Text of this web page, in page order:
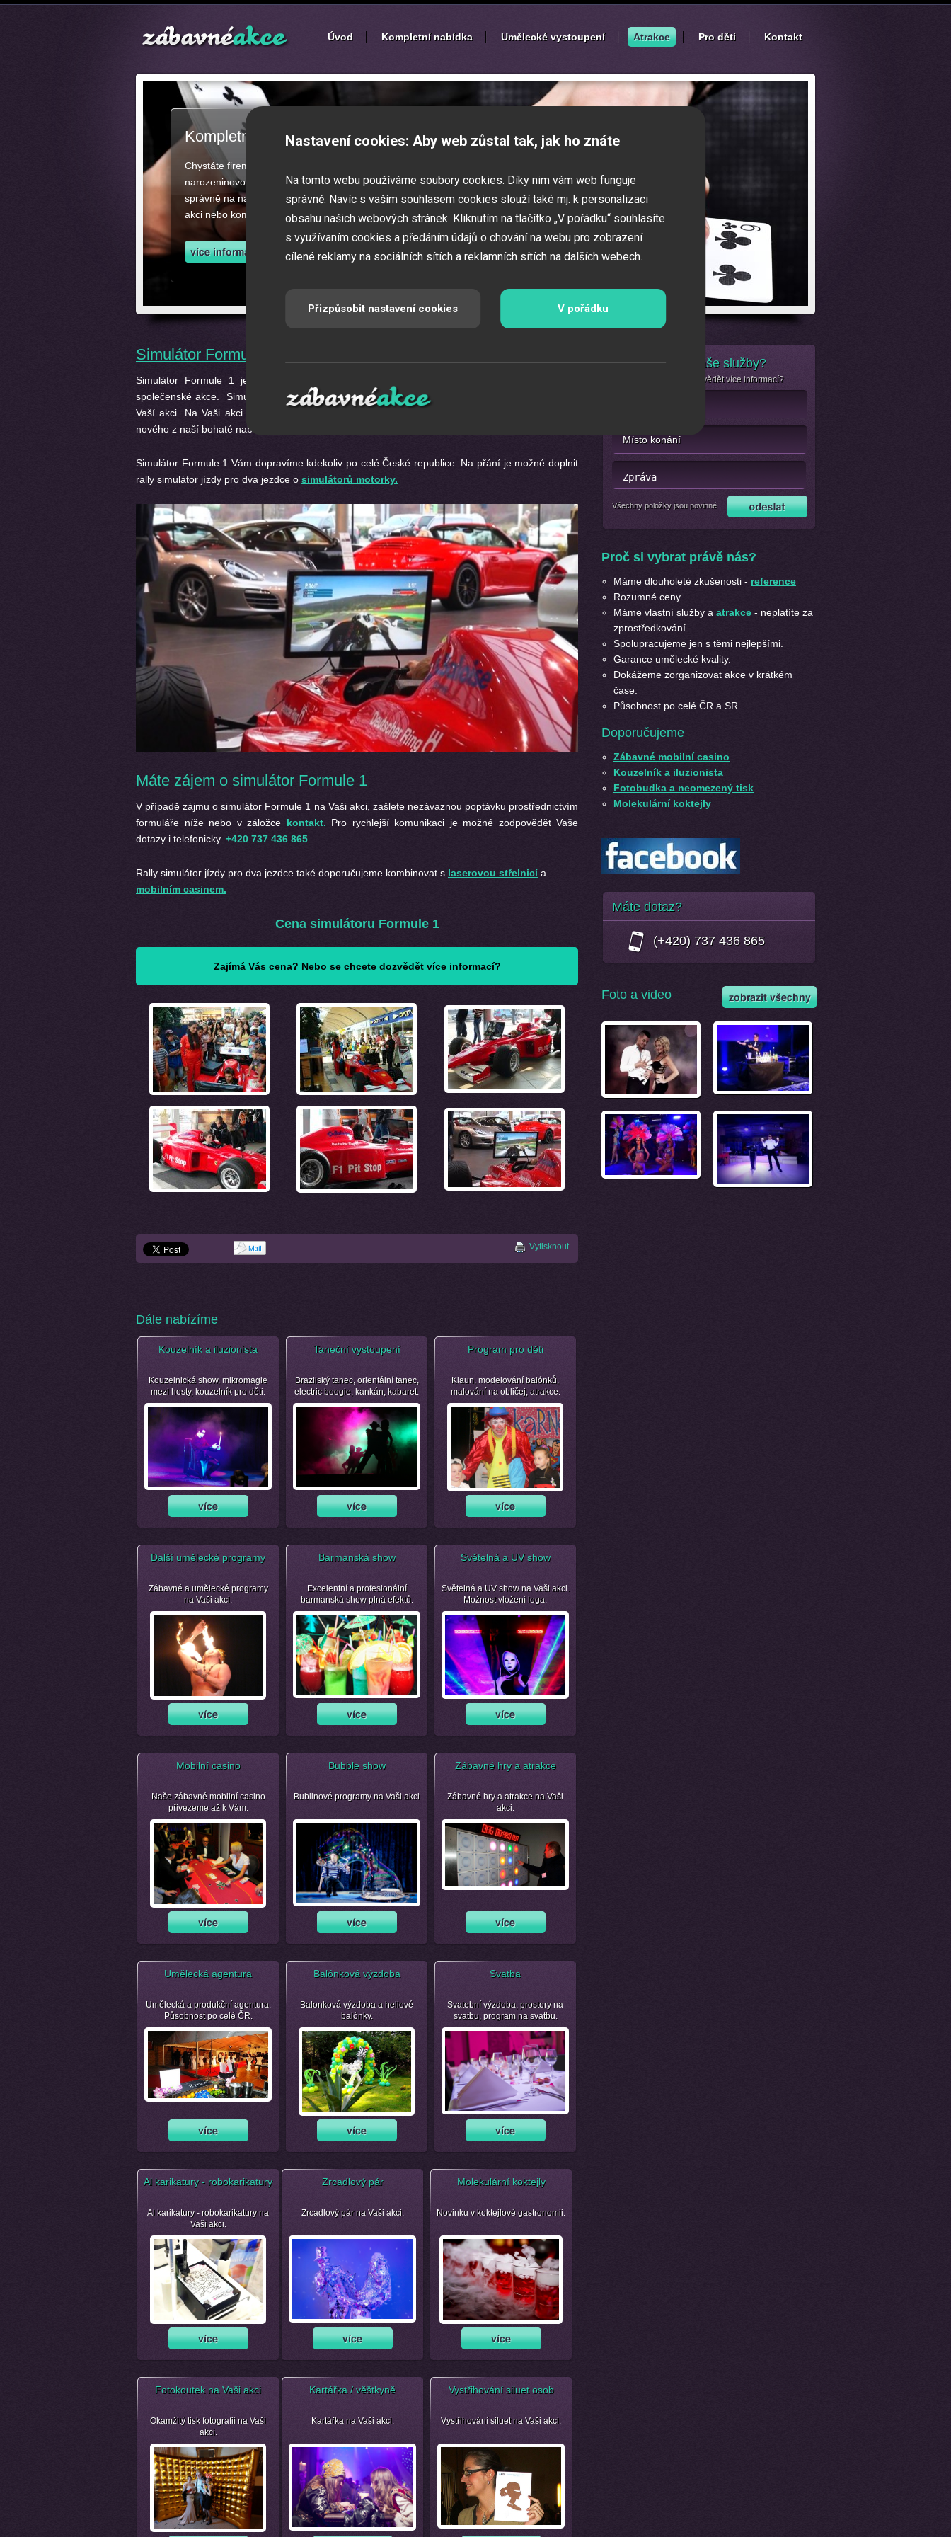
Úvod Kompletní nabídka Umělecké vystoupení Atrakce Pro děti Kontakt
Kompletní zajištěnízábavných akcí
Chystáte firemní akci, večírek nebo ples? Připravujete svatbu,
narozeninovou oslavu či zábavné představení pro děti? Pak jste
správně na našich stránkách. Zajistíme Vám jednotlivé umělce na Vaši
akci nebo kompletní zajištění zábavných a firemních akcí.
Simulátor Formule 1
Simulátor Formule 1 je interaktivní a zábavná atrakce vhodná na firemní večírky, plesy a
společenské akce. Simulátor je vhodný pro všechny věkové kategorie a bude
Vaší akci. Na Vaši akci zajistíme vše potřebné k Vaší maximální spokojenosti. Ochutnejte něco
nového z naší bohaté nabídky jedinečného a neokoukaného programu.
Simulátor Formule 1 Vám dopravíme kdekoliv po celé České republice. Na přání je možné doplnit
rally simulátor jízdy pro dva jezdce o simulátorů motorky.
Máte zájem o simulátor Formule 1
V případě zájmu o simulátor Formule 1 na Vaši akci, zašlete nezávaznou poptávku prostřednictvím
formuláře níže nebo v záložce kontakt. Pro rychlejší komunikaci je možné zodpovědět Vaše
dotazy i telefonicky. +420 737 436 865
Rally simulátor jízdy pro dva jezdce také doporučujeme kombinovat s laserovou střelnicí a
mobilním casinem.
Cena simulátoru Formule 1
Zajímá Vás cena? Nebo se chcete dozvědět více informací?
Vytisknout
Dále nabízíme
Kouzelník a iluzionista
Kouzelnická show, mikromagie
mezi hosty, kouzelník pro děti.
Taneční vystoupení
Brazilský tanec, orientální tanec,
electric boogie, kankán, kabaret.
Program pro děti
Klaun, modelování balónků,
malování na obličej, atrakce.
Další umělecké programy
Zábavné a umělecké programy
na Vaši akci.
Barmanská show
Excelentní a profesionální
barmanská show plná efektů.
Světelná a UV show
Světelná a UV show na Vaši akci.
Možnost vložení loga.
Mobilní casino
Naše zábavné mobilní casino
přivezeme až k Vám.
Bubble show
Bublinové programy na Vaši akci
Zábavné hry a atrakce
Zábavné hry a atrakce na Vaši
akci.
Umělecká agentura
Umělecká a produkční agentura.
Působnost po celé ČR.
Balónková výzdoba
Balonková výzdoba a heliové
balónky.
Svatba
Svatební výzdoba, prostory na
svatbu, program na svatbu.
Al karikatury - robokarikatury
Al karikatury - robokarikatury na
Vaši akci.
Zrcadlový pár
Zrcadlový pár na Vaši akci.
Molekulární koktejly
Novinku v koktejlové gastronomii.
Fotokoutek na Vaši akci
Okamžitý tisk fotografií na Vaši
akci.
Kartářka / věštkyně
Kartářka na Vaši akci.
Vystřihování siluet osob
Vystřihování siluet na Vaši akci.
Máte zájem o naše služby?
Nebo se jen chcete dozvědět více informací?
Všechny položky jsou povinné
Proč si vybrat právě nás?
Máme dlouholeté zkušenosti - reference
Rozumné ceny.
Máme vlastní služby a atrakce - neplatíte za
zprostředkování.
Spolupracujeme jen s těmi nejlepšími.
Garance umělecké kvality.
Dokážeme zorganizovat akce v krátkém
čase.
Působnost po celé ČR a SR.
Doporučujeme
Zábavné mobilní casino
Kouzelník a iluzionista
Fotobudka a neomezený tisk
Molekulární koktejly
Máte dotaz?
(+420) 737 436 865
Foto a video
Nastavení cookies: Aby web zůstal tak, jak ho znáte
Na tomto webu používáme soubory cookies. Díky nim vám web funguje
správně. Navíc s vaším souhlasem cookies slouží také mj. k personalizaci
obsahu našich webových stránek. Kliknutím na tlačítko „V pořádku“ souhlasíte
s využívaním cookies a předáním údajů o chování na webu pro zobrazení
cílené reklamy na sociálních sítích a reklamních sítích na dalších webech.
Přizpůsobit nastavení cookies V pořádku